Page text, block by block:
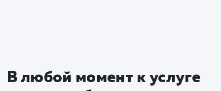
Позволяет отслеживать статистику сайта и
анализировать поведение пользователей.